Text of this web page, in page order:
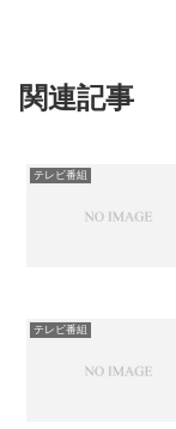
関連記事
テレビ番組
テレビ番組